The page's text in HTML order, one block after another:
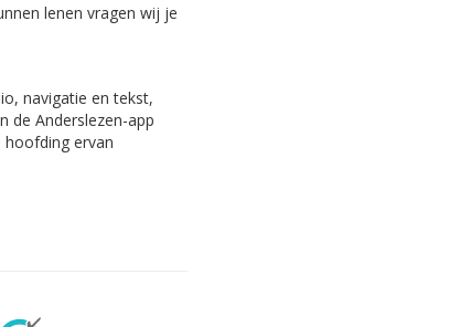
lenen vragen wij je
navigatie en tekst,
de Anderslezen-app
ervan